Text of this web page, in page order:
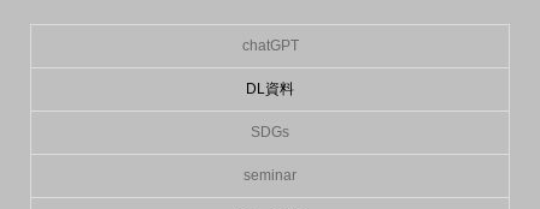
chatGPT
DL資料
SDGs
seminar